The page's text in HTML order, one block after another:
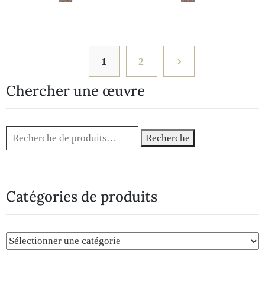
1 2
Chercher une œuvre
Recherche
Catégories de produits